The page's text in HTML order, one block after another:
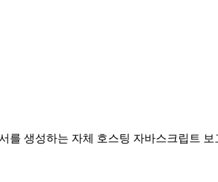
를 생성하는 자체 호스팅 자바스크립트